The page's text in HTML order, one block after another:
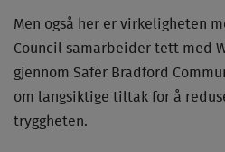
Men også her er virkeligheten
Council samarbeider tett med
gjennom Safer Bradford
om langsiktige tiltak for å
tryggheten.